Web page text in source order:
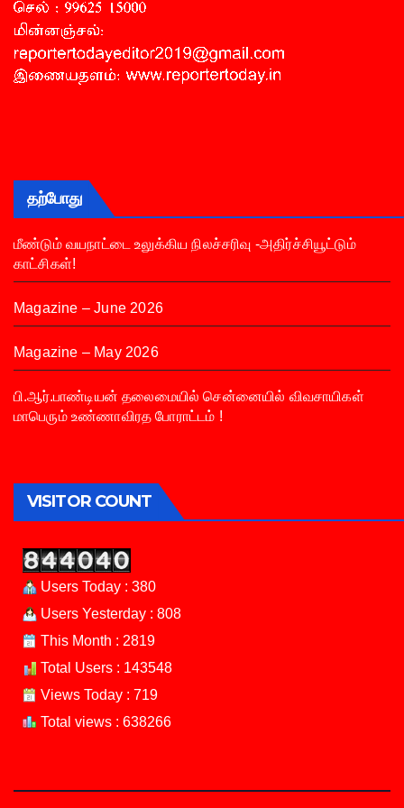
தற்போது
மீண்டும் வயநாட்டை உலுக்கிய நிலச்சரிவு -அதிர்ச்சியூட்டும்
காட்சிகள்!
Magazine – June 2026
Magazine – May 2026
பி.ஆர்.பாண்டியன் தலைமையில் சென்னையில் விவசாயிகள்
மாபெரும் உண்ணாவிரத போராட்டம் !
VISITOR COUNT
Users Today : 380
Users Yesterday : 808
This Month : 2819
Total Users : 143548
Views Today : 719
Total views : 638266